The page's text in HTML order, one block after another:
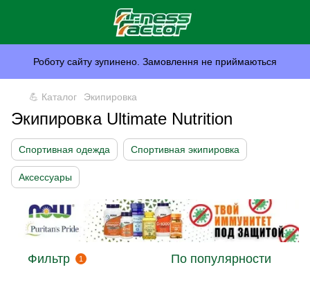
Роботу сайту зупинено. Замовлення не приймаються
💪 Каталог Экипировка
Экипировка Ultimate Nutrition
Спортивная одежда Спортивная экипировка
Аксессуары
Фильтр 1 По популярности